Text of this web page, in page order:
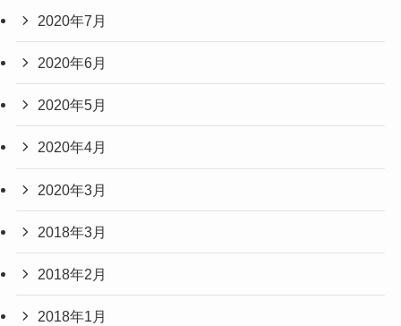
2020年7月
2020年6月
2020年5月
2020年4月
2020年3月
2018年3月
2018年2月
2018年1月